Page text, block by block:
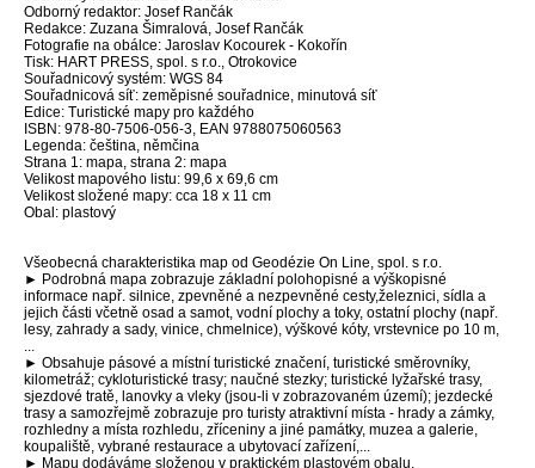
Odborný redaktor: Josef Rančák
Redakce: Zuzana Šimralová, Josef Rančák
Fotografie na obálce: Jaroslav Kocourek - Kokořín
Tisk: HART PRESS, spol. s r.o., Otrokovice
Souřadnicový systém: WGS 84
Souřadnicová síť: zeměpisné souřadnice, minutová síť
Edice: Turistické mapy pro každého
ISBN: 978-80-7506-056-3, EAN 9788075060563
Legenda: čeština, němčina
Strana 1: mapa, strana 2: mapa
Velikost mapového listu: 99,6 x 69,6 cm
Velikost složené mapy: cca 18 x 11 cm
Obal: plastový
Všeobecná charakteristika map od Geodézie On Line, spol. s r.o.
► Podrobná mapa zobrazuje základní polohopisné a výškopisné
informace např. silnice, zpevněné a nezpevněné cesty,železnici, sídla a
jejich části včetně osad a samot, vodní plochy a toky, ostatní plochy (např.
lesy, zahrady a sady, vinice, chmelnice), výškové kóty, vrstevnice po 10 m,
...
► Obsahuje pásové a místní turistické značení, turistické směrovníky,
kilometráž; cykloturistické trasy; naučné stezky; turistické lyžařské trasy,
sjezdové tratě, lanovky a vleky (jsou-li v zobrazovaném území); jezdecké
trasy a samozřejmě zobrazuje pro turisty atraktivní místa - hrady a zámky,
rozhledny a místa rozhledu, zříceniny a jiné památky, muzea a galerie,
koupaliště, vybrané restaurace a ubytovací zařízení,...
► Mapu dodáváme složenou v praktickém plastovém obalu.